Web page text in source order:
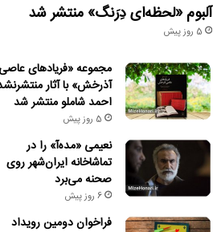
آلبوم «لحظه‌ای دِرَنگ» منتشر شد
5 روز پیش
مجموعه «فریادهای عاصی
آذرخش» با آثار
احمد شاملو منتشر شد
5 روز پیش
نعیمی «مده‌آ» را در
تماشاخانه ایران‌شهر روی
صحنه می‌برد
6 روز پیش
فراخوان دومین رویداد